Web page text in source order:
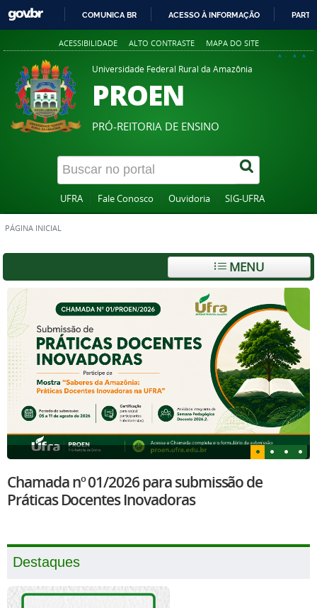
PARA
O
CONTEÚDO
COMUNICA BR ACESSO À INFORMAÇÃO
ACESSIBILIDADE ALTO CONTRASTE MAPA DO SITE
A+ A A-
Universidade Federal Rural da Amazônia
PROEN
PRÓ-REITORIA DE ENSINO
UFRA Fale Conosco Ouvidoria SIG-UFRA
PÁGINA INICIAL
MENU
Chamada nº 01/2026 para submissão de
Práticas Docentes Inovadoras
Destaques